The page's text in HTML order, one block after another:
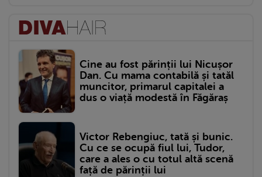
Cine au fost părinții lui Nicușor
Dan. Cu mama contabilă și tatăl
muncitor, primarul capitalei a
dus o viață modestă în Făgăraș
Victor Rebengiuc, tată și bunic.
Cu ce se ocupă fiul lui, Tudor,
care a ales o cu totul altă scenă
față de părinții lui